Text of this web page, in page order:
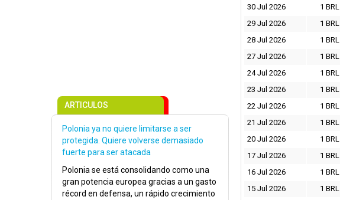
30 Jul 2026
1 BRL
29 Jul 2026
1 BRL
28 Jul 2026
1 BRL
27 Jul 2026
1 BRL
24 Jul 2026
1 BRL
23 Jul 2026
1 BRL
22 Jul 2026
1 BRL
21 Jul 2026
1 BRL
20 Jul 2026
1 BRL
17 Jul 2026
1 BRL
16 Jul 2026
1 BRL
15 Jul 2026
1 BRL
ARTICULOS
Polonia ya no quiere limitarse a ser
protegida. Quiere volverse demasiado
fuerte para ser atacada
Polonia se está consolidando como una
gran potencia europea gracias a un gasto
récord en defensa, un rápido crecimiento